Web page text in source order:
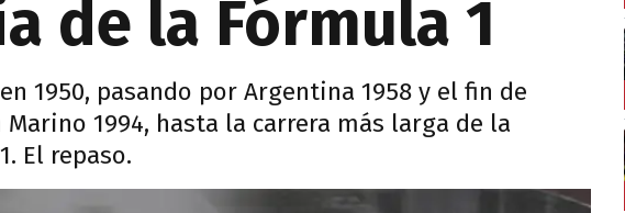
de la Fórmula 1
1950, pasando por Argentina 1958 y el fin de
1994, hasta la carrera más larga de la
El repaso.